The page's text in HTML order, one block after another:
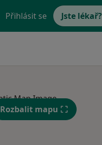
Přihlásit se Jste lékař?
Rozbalit mapu